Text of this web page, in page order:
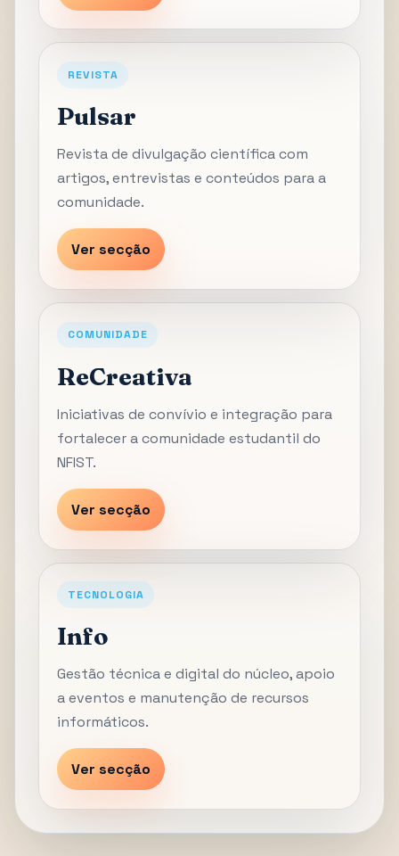
REVISTA
Pulsar
Revista de divulgação científica com
artigos, entrevistas e conteúdos para a
comunidade.
Ver secção
COMUNIDADE
ReCreativa
Iniciativas de convívio e integração para
fortalecer a comunidade estudantil do
NFIST.
Ver secção
TECNOLOGIA
Info
Gestão técnica e digital do núcleo, apoio
a eventos e manutenção de recursos
informáticos.
Ver secção